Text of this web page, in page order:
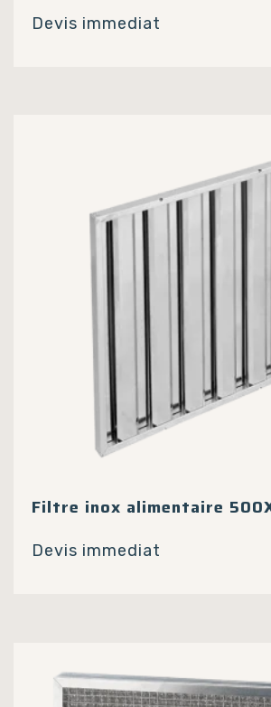
Devis immediat
Filtre inox alimentaire
Devis immediat